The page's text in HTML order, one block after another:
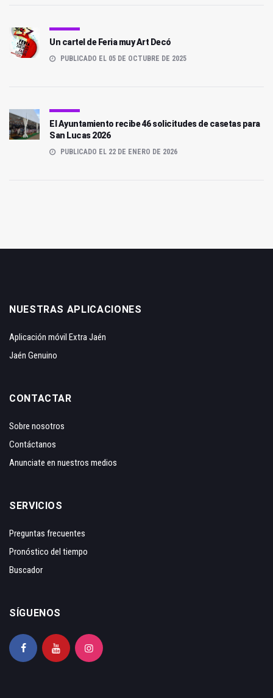
Un cartel de Feria muy Art Decó
PUBLICADO EL 05 DE OCTUBRE DE 2025
El Ayuntamiento recibe 46 solicitudes de casetas para
San Lucas 2026
PUBLICADO EL 22 DE ENERO DE 2026
NUESTRAS APLICACIONES
Aplicación móvil Extra Jaén
Jaén Genuino
CONTACTAR
Sobre nosotros
Contáctanos
Anunciate en nuestros medios
SERVICIOS
Preguntas frecuentes
Pronóstico del tiempo
Buscador
SÍGUENOS